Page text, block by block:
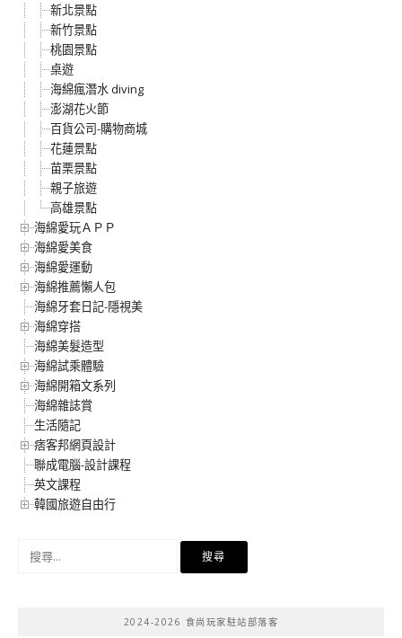
新北景點
新竹景點
桃園景點
桌遊
海綿瘋潛水 diving
澎湖花火節
百貨公司-購物商城
花蓮景點
苗栗景點
親子旅遊
高雄景點
海綿愛玩ＡＰＰ
海綿愛美食
海綿愛運動
海綿推薦懶人包
海綿牙套日記-隱視美
海綿穿搭
海綿美髮造型
海綿試乘體驗
海綿開箱文系列
海綿雜誌賞
生活隨記
痞客邦網頁設計
聯成電腦-設計課程
英文課程
韓國旅遊自由行
2024-2026 食尚玩家駐站部落客